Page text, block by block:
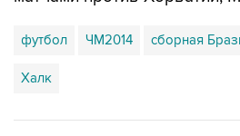
футбол ЧМ2014 сборная
Халк